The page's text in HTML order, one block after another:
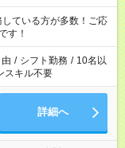
午前中は働いて、午後
ご希望を教えてくださ
計で週40時間を超える
している方が多数！ご応
す！
/ シフト勤務 / 10名以
スキル不要
詳細へ